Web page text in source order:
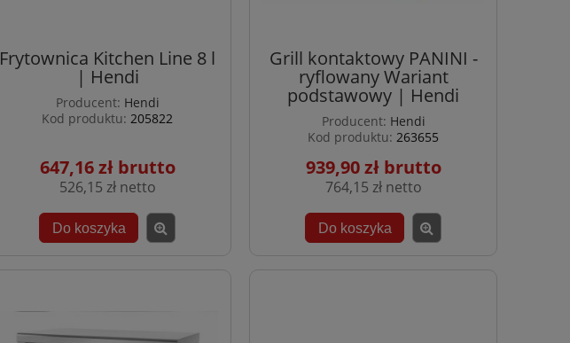
Frytownica Kitchen Line 8 l
| Hendi
Producent: Hendi
Kod produktu: 205822
647,16 zł
526,15 zł
Do koszyka
Grill kontaktowy PANINI -
ryflowany Wariant
podstawowy | Hendi
Producent: Hendi
Kod produktu: 263655
939,90 zł
764,15 zł
Do koszyka